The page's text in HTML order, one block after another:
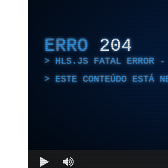
ERRO 204
HLS.JS FATAL ERROR -
ESTE CONTEÚDO ESTÁ